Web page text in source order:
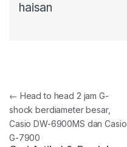
haisan
Post navigation
← Head to head 2 jam G-
shock berdiameter besar,
Casio DW-6900MS dan Casio
G-7900